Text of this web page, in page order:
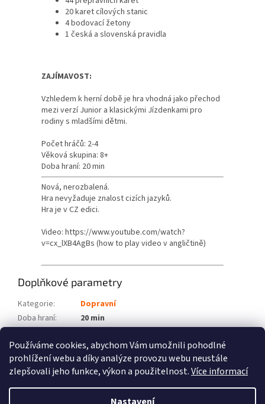
Používáme cookies, abychom Vám umožnili pohodlné
prohlížení webu a díky analýze provozu webu neustále
zlepšovali jeho funkce, výkon a použitelnost.Více informací
20 karet cílových stanic
4 bodovací žetony
1 česká a slovenská pravidla
ZAJÍMAVOST:
Vzhledem k herní době je hra vhodná jako přechod
mezi verzí Junior a klasickými Jízdenkami pro
rodiny s mladšími dětmi.
Počet hráčů: 2-4
Věková skupina: 8+
Doba hraní: 20 min
Nová, nerozbalená.
Hra nevyžaduje znalost cizích jazyků.
Hra je v CZ edici.
Video: https://www.youtube.com/watch?
v=cx_lXB4AgBs (how to play video v angličtině)
Doplňkové parametry
Kategorie:
Dopravní
Doba hraní:
20 min
Věková skupina: 8+